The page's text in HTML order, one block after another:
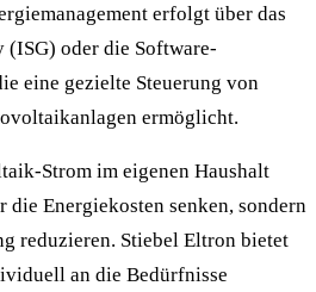
erfolgt über das
(ISG) oder die Software-
eine gezielte Steuerung von
ermöglicht.
Strom im eigenen Haushalt
die Energiekosten senken, sondern
reduzieren. Stiebel Eltron bietet
an die Bedürfnisse